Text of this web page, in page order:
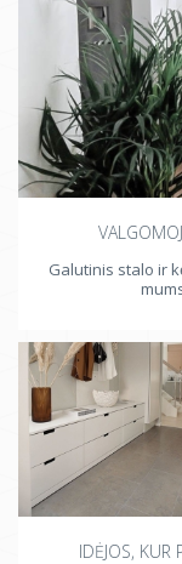
Galutinis stalo ir
IDĖJOS, KUR